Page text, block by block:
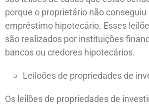
porque o proprietário não conseguiu
empréstimo hipotecário. Esses
são realizados por instituições
bancos ou credores hipotecários.
Leiloões de propriedades de
Os leilões de propriedades de